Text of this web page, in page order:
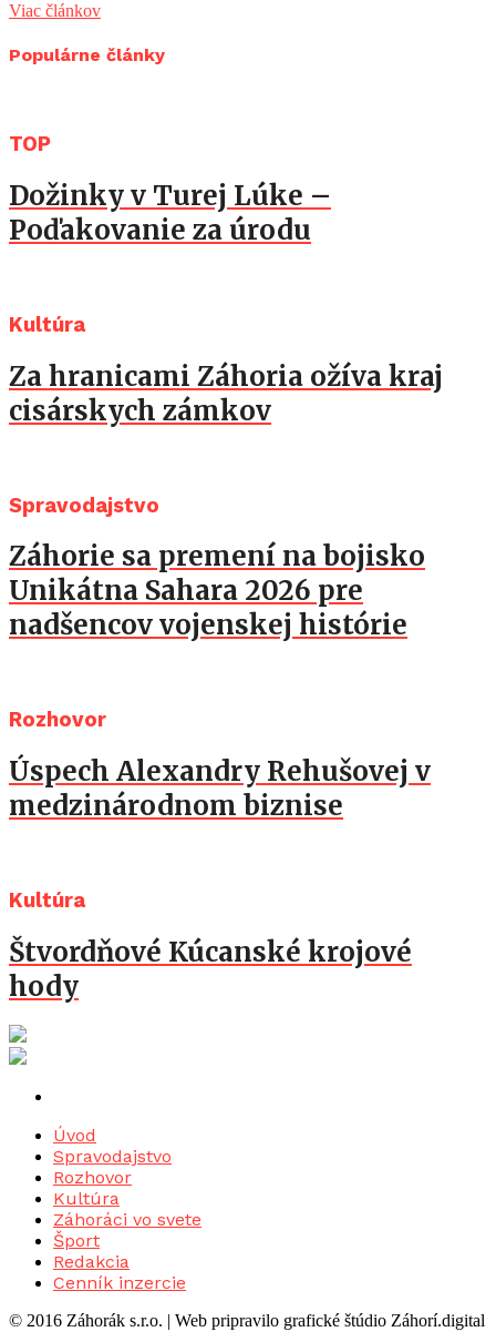
Viac článkov
Populárne články
TOP
Dožinky v Turej Lúke –
Poďakovanie za úrodu
Kultúra
Za hranicami Záhoria ožíva kraj
cisárskych zámkov
Spravodajstvo
Záhorie sa premení na bojisko
Unikátna Sahara 2026 pre
nadšencov vojenskej histórie
Rozhovor
Úspech Alexandry Rehušovej v
medzinárodnom biznise
Kultúra
Štvordňové Kúcanské krojové
hody
Úvod
Spravodajstvo
Rozhovor
Kultúra
Záhoráci vo svete
Šport
Redakcia
Cenník inzercie
© 2016 Záhorák s.r.o. | Web pripravilo grafické štúdio Záhorí.digital